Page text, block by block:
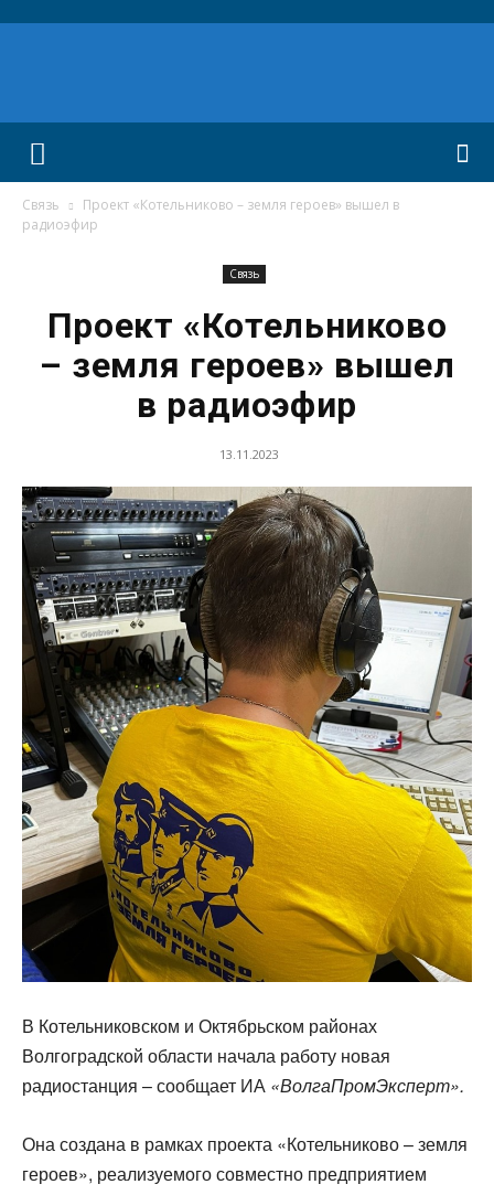
Связь
Проект «Котельниково – земля героев» вышел в
радиоэфир
Связь
Проект «Котельниково
– земля героев» вышел
в радиоэфир
13.11.2023
В Котельниковском и Октябрьском районах
Волгоградской области начала работу новая
радиостанция – сообщает ИА «ВолгаПромЭксперт».
Она создана в рамках проекта «Котельниково – земля
героев», реализуемого совместно предприятием